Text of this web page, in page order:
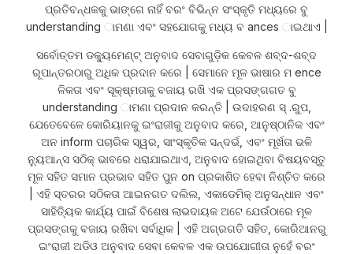
ପ୍ରତିବନ୍ଧକକୁ ଭାଙ୍ଗେ ନାହିଁ ବରଂ ବିଭିନ୍ନ ସଂସ୍କୃତି ମଧ୍ୟରେ ବୁ
understanding ାମଣା ଏବଂ ସହଯୋଗକୁ ମଧ୍ୟ ବ ances ାଇଥାଏ |
ସର୍ବୋତ୍ତମ ଡକ୍ୟୁମେଣ୍ଟ୍ ଅନୁବାଦ ସେବାଗୁଡ଼ିକ କେବଳ ଶବ୍ଦ-ଶବ୍ଦ
ରୂପାନ୍ତରଠାରୁ ଅଧିକ ପ୍ରଦାନ କରେ | ସେମାନେ ମୂଳ ଭାଷାର ମ ence
ଳିକତା ଏବଂ ସୂକ୍ଷ୍ମତାକୁ ବଜାୟ ରଖି ଏକ ପ୍ରସଙ୍ଗଗତ ବୁ
understanding ାମଣା ପ୍ରଦାନ କରନ୍ତି | ଉଦାହରଣ ସ୍ .ରୁପ,
ଯେତେବେଳେ କୋରିୟାନକୁ ଇଂରାଜୀକୁ ଅନୁବାଦ କରେ, ଆନୁଷ୍ଠାନିକ ଏବଂ
ଅନ inform ପଚାରିକ ସ୍ୱର, ସାଂସ୍କୃତିକ ସନ୍ଦର୍ଭ, ଏବଂ ମୂର୍ଖତା ଭଳି
ନ୍ୟୁଆନ୍ସ ସଠିକ୍ ଭାବରେ ଧରାଯାଇଥାଏ, ଅନୁବାଦ ହୋଇଥିବା ବିଷୟବସ୍ତୁ
ମୂଳ ସହିତ ସମାନ ପ୍ରଭାବ ସହିତ ପୁନ on ପ୍ରକାଶିତ ହେବା ନିଶ୍ଚିତ କରେ
| ଏହି ସ୍ତରର ସଠିକତା ଆଇନଗତ ଦଲିଲ, ଏକାଡେମିକ୍ ଅନୁସନ୍ଧାନ ଏବଂ
ସାହିତ୍ୟିକ କାର୍ଯ୍ୟ ପାଇଁ ବିଶେଷ ଲାଭଦାୟକ ଅଟେ ଯେଉଁଠାରେ ମୂଳ
ପ୍ରସଙ୍ଗକୁ ବଜାୟ ରଖିବା ସର୍ବାଧିକ | ଏହି ଅଗ୍ରଗତି ସହିତ, କୋରିଆନରୁ
ଇଂରାଜୀ ଅଡିଓ ଅନୁବାଦ ସେବା କେବଳ ଏକ ଉପଯୋଗୀତା ନୁହେଁ ବରଂ